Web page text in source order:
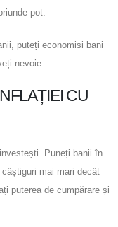
pot.
puteți economisi bani
nevoie.
CU
Puneți banii în
mai mari decât
puterea de cumpărare și